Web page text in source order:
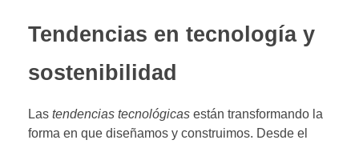
Tendencias en tecnología y
sostenibilidad
Las tendencias tecnológicas están transformando la
forma en que diseñamos y construimos. Desde el